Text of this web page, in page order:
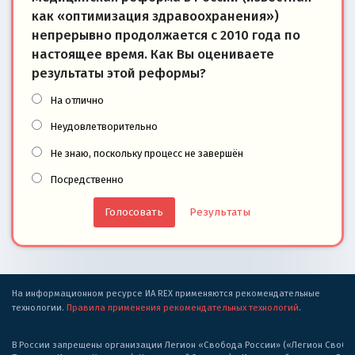
как «оптимизация здравоохранения»)
непрерывно продолжается с 2010 года по
настоящее время. Как Вы оцениваете
результаты этой реформы?
На отлично
Неудовлетворительно
Не знаю, поскольку процесс не завершён
Посредственно
Результаты
На информационном ресурсе ИА REX применяются рекомендательные
технологии. Правила применения рекомендательных технологий.
В России запрещены организации Легион «Свобода России» («Легион